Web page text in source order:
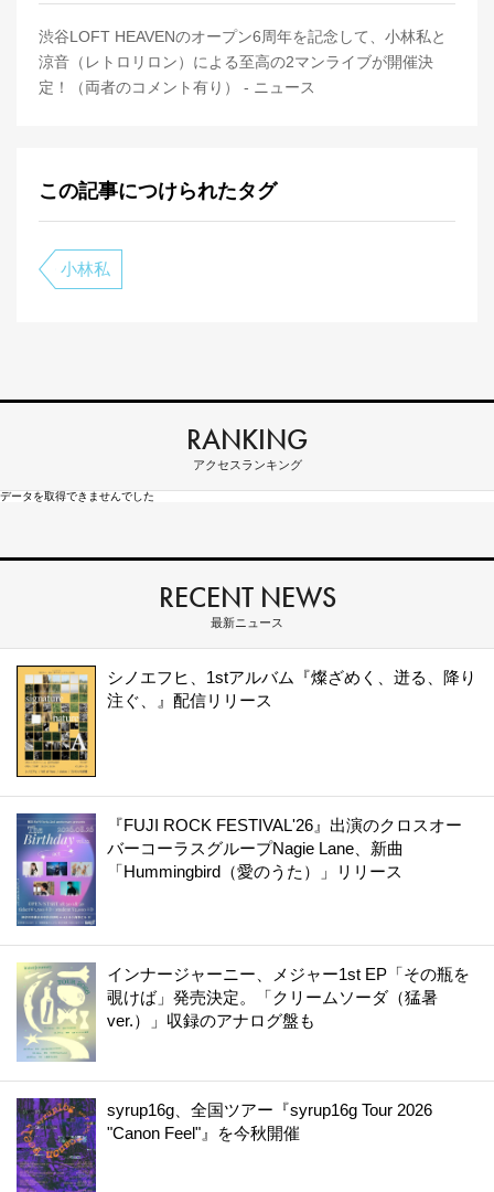
渋谷LOFT HEAVENのオープン6周年を記念して、小林私と
涼音（レトロリロン）による至高の2マンライブが開催決
定！（両者のコメント有り） - ニュース
この記事につけられたタグ
小林私
RANKING
アクセスランキング
データを取得できませんでした
RECENT NEWS
最新ニュース
シノエフヒ、1stアルバム『燦ざめく、迸る、降り
注ぐ、』配信リリース
『FUJI ROCK FESTIVAL'26』出演のクロスオー
バーコーラスグループNagie Lane、新曲
「Hummingbird（愛のうた）」リリース
インナージャーニー、メジャー1st EP「その瓶を
覗けば」発売決定。「クリームソーダ（猛暑
ver.）」収録のアナログ盤も
syrup16g、全国ツアー『syrup16g Tour 2026
"Canon Feel"』を今秋開催